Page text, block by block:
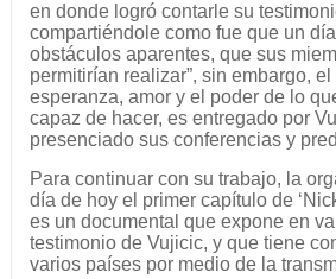
en donde logró contarle su
compartiéndole como fue que un
obstáculos aparentes, que sus
permitirían realizar”, sin embargo,
esperanza, amor y el poder de lo
capaz de hacer, es entregado por
presenciado sus conferencias y
Para continuar con su trabajo, la
día de hoy el primer capítulo de
es un documental que expone en
testimonio de Vujicic, y que tiene
varios países por medio de la